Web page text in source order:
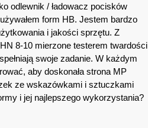
odlewnik / ładowacz pocisków
form HB. Jestem bardzo
i jakości sprzętu. Z
8-10 mierzone testerem twardości
swoje zadanie. W każdym
aby doskonała strona MP
ze wskazówkami i sztuczkami
i jej najlepszego wykorzystania?